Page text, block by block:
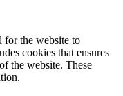
for the website to
cookies that ensures
the website. These